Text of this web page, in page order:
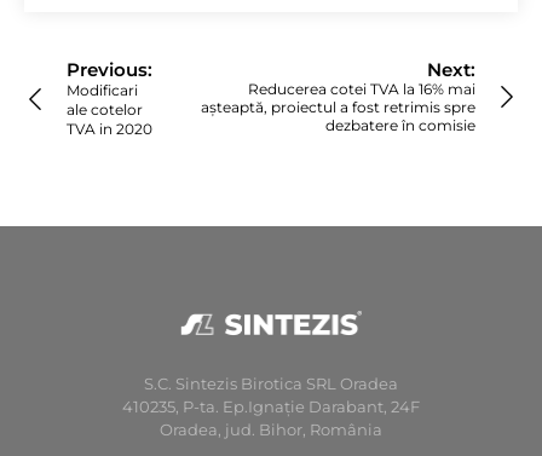
articole
Previous:
Modificari
ale cotelor
TVA in 2020
Next:
Reducerea cotei TVA la 16% mai
așteaptă, proiectul a fost retrimis spre
dezbatere în comisie
S.C. Sintezis Birotica SRL Oradea
410235, P-ta. Ep.Ignaţie Darabant, 24F
Oradea, jud. Bihor, România